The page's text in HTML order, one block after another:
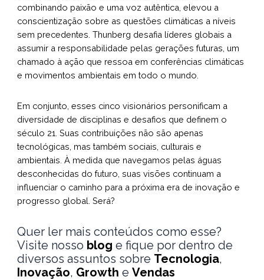
combinando paixão e uma voz autêntica, elevou a
conscientização sobre as questões climáticas a níveis
sem precedentes. Thunberg desafia líderes globais a
assumir a responsabilidade pelas gerações futuras, um
chamado à ação que ressoa em conferências climáticas
e movimentos ambientais em todo o mundo.
Em conjunto, esses cinco visionários personificam a
diversidade de disciplinas e desafios que definem o
século 21. Suas contribuições não são apenas
tecnológicas, mas também sociais, culturais e
ambientais. À medida que navegamos pelas águas
desconhecidas do futuro, suas visões continuam a
influenciar o caminho para a próxima era de inovação e
progresso global. Será?
Quer ler mais conteúdos como esse?
Visite nosso blog e fique por dentro de
diversos assuntos sobre Tecnologia,
Inovação, Growth eVendas